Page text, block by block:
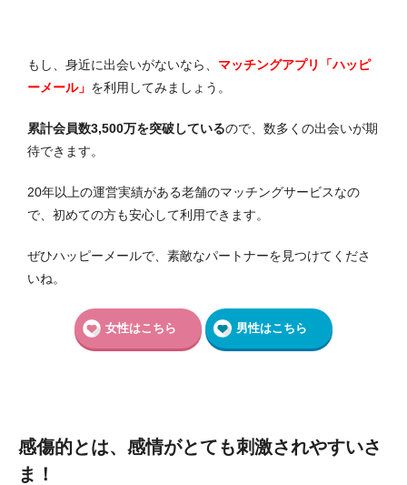
もし、身近に出会いがないなら、 マッチングアプリ「ハッピ
ーメール」 を利用してみましょう。
累計会員数3,500万を突破しているので、数多くの出会いが期
待できます。
20年以上の運営実績がある老舗のマッチングサービスなの
で、初めての方も安心して利用できます。
ぜひハッピーメールで、素敵なパートナーを見つけてくださ
いね。
女性はこちら 男性はこちら
感傷的とは、感情がとても刺激されやすいさ
ま！